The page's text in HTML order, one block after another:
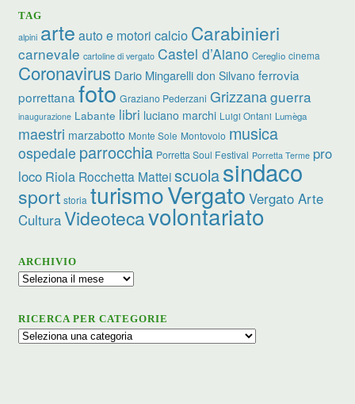
TAG
alpini arte auto e motori calcio Carabinieri
carnevale cartoline di vergato Castel d’Aiano Cereglio cinema
Coronavirus Dario Mingarelli don Silvano ferrovia
porrettana foto Graziano Pederzani Grizzanaguerra
inaugurazione Labante libri luciano marchi Luigi Ontani Lumèga
maestri marzabotto Monte Sole Montovolo musica
ospedale parrocchia Porretta Soul Festival Porretta Terme pro
loco Riola Rocchetta Matteiscuolasindaco
sport storia turismoVergato Vergato Arte
CulturaVideotecavolontariato
ARCHIVIO
Archivio
RICERCA PER CATEGORIE
Ricerca